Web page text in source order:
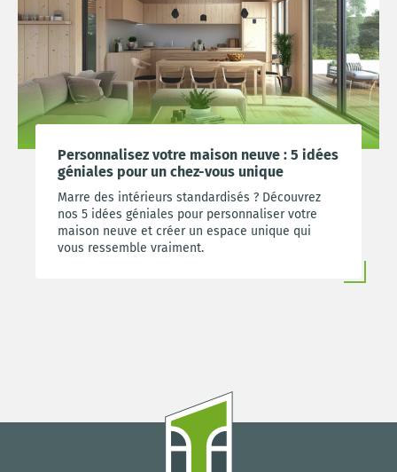
Personnalisez votre maison neuve : 5 idées
géniales pour un chez-vous unique
Marre des intérieurs standardisés ? Découvrez
nos 5 idées géniales pour personnaliser votre
maison neuve et créer un espace unique qui
vous ressemble vraiment.